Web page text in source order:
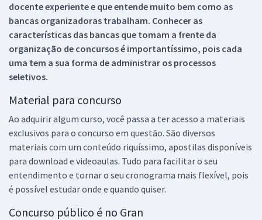
docente experiente e que entende muito bem como as
bancas organizadoras trabalham. Conhecer as
características das bancas que tomam a frente da
organização de concursos é importantíssimo, pois cada
uma tem a sua forma de administrar os processos
seletivos.
Material para concurso
Ao adquirir algum curso, você passa a ter acesso a materiais
exclusivos para o concurso em questão. São diversos
materiais com um conteúdo riquíssimo, apostilas disponíveis
para download e videoaulas. Tudo para facilitar o seu
entendimento e tornar o seu cronograma mais flexível, pois
é possível estudar onde e quando quiser.
Concurso público é no Gran